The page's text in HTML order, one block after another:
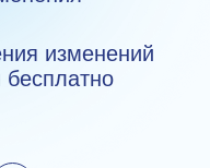
изменений